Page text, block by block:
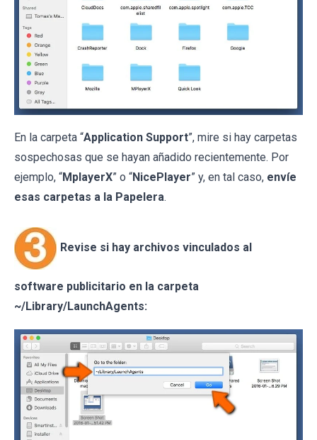
En la carpeta “Application Support”, mire si hay carpetas
sospechosas que se hayan añadido recientemente. Por
ejemplo, “MplayerX” o “NicePlayer” y, en tal caso, envíe
esas carpetas a la Papelera.
Revise si hay archivos vinculados al
software publicitario en la carpeta
~/Library/LaunchAgents: